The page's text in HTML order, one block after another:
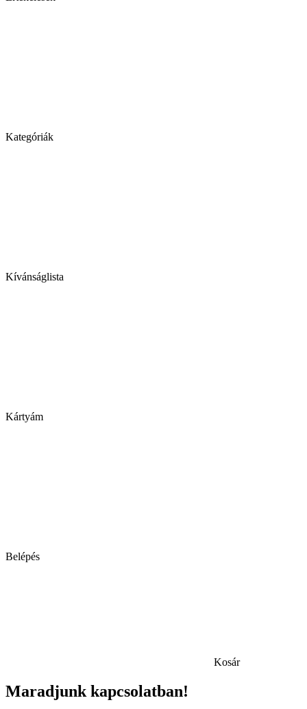
Kategóriák
Kívánságlista
Kártyám
Belépés
Kosár
Maradjunk kapcsolatban!